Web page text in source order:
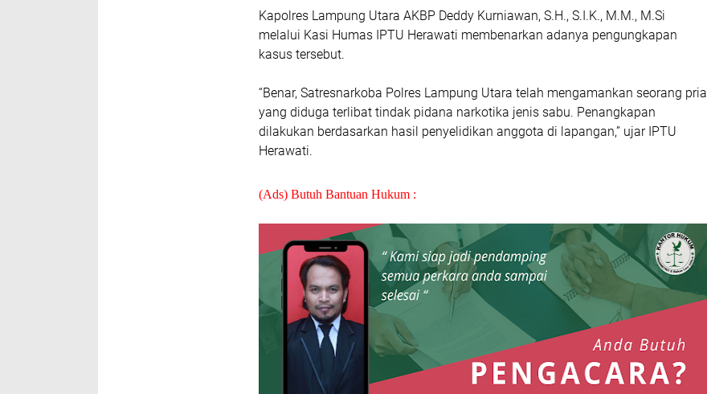
Kapolres Lampung Utara AKBP Deddy Kurniawan, S.H., S.I.K., M.M., M.Si
melalui Kasi Humas IPTU Herawati membenarkan adanya pengungkapan
kasus tersebut.
“Benar, Satresnarkoba Polres Lampung Utara telah mengamankan seorang pria
yang diduga terlibat tindak pidana narkotika jenis sabu. Penangkapan
dilakukan berdasarkan hasil penyelidikan anggota di lapangan,” ujar IPTU
Herawati.
(Ads) Butuh Bantuan Hukum :